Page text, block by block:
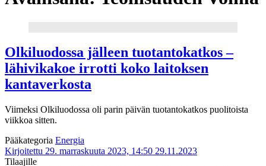
Olkiluodossa jälleen tuotantokatkos –
lähivikakoe irrotti koko laitoksen
kantaverkosta
Viimeksi Olkiluodossa oli parin päivän tuotantokatkos puolitoista
viikkoa sitten.
Pääkategoria Energia
Kirjoitettu 29. marraskuuta 2023, 14:50 29.11.2023
Tilaajille